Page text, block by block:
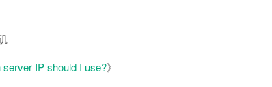
server IP should I use?》